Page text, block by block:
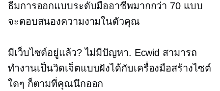
ธีมการออกแบบระดับมืออาชีพมากกว่า 70 แบบ
จะตอบสนองความงามในตัวคุณ
มีเว็บไซต์อยู่แล้ว? ไม่มีปัญหา. Ecwid สามารถ
ทำงานเป็นวิดเจ็ตแบบฝังได้กับเครื่องมือสร้างไซต์
ใดๆ ก็ตามที่คุณนึกออก